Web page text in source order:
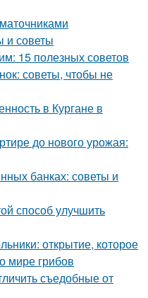
и советы
15 полезных советов
советы, чтобы не
в Кургане в
до нового урожая:
банках: советы и
способ улучшить
открытие, которое
мире грибов
съедобные от